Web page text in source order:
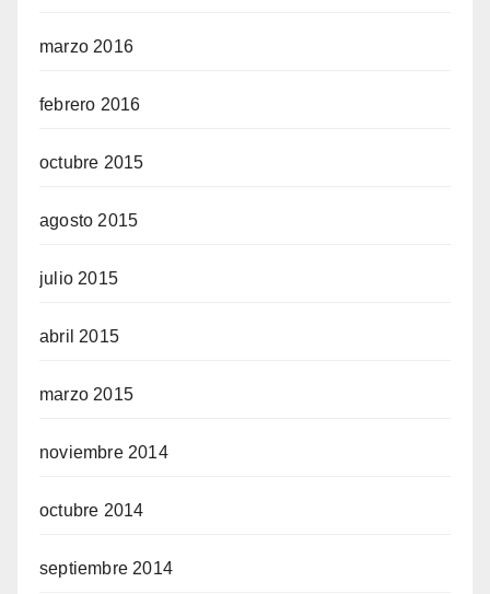
marzo 2016
febrero 2016
octubre 2015
agosto 2015
julio 2015
abril 2015
marzo 2015
noviembre 2014
octubre 2014
septiembre 2014